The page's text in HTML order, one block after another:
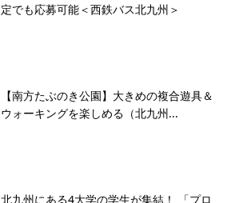
定でも応募可能＜西鉄バス北九州＞
【南方たぶのき公園】大きめの複合遊具＆
ウォーキングを楽しめる（北九州...
北九州にある4大学の学生が集結！ 「プロ